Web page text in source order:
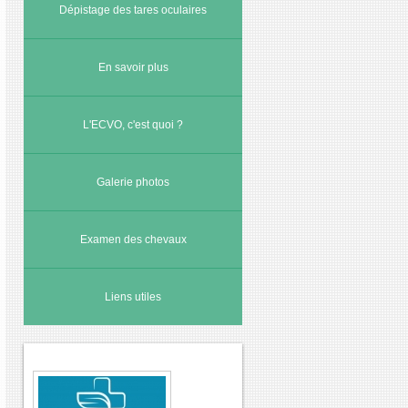
Dépistage des tares oculaires
En savoir plus
L'ECVO, c'est quoi ?
Galerie photos
Examen des chevaux
Liens utiles